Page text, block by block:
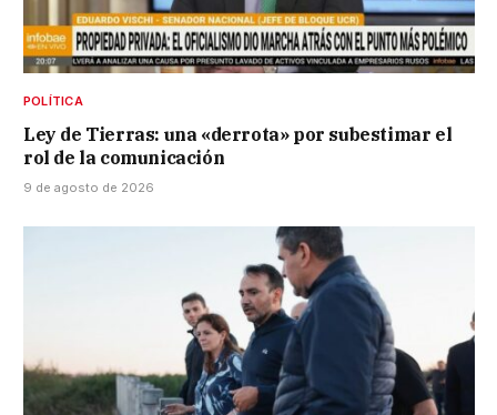
POLÍTICA
Ley de Tierras: una «derrota» por subestimar el
rol de la comunicación
9 de agosto de 2026